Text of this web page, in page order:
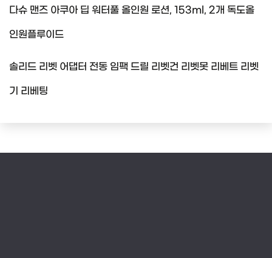
다슈 맨즈 아쿠아 딥 워터풀 올인원 로션, 153ml, 2개 독도올
인원플루이드
솔리드 리벳 어댑터 전동 임팩 드릴 리벳건 리벳못 리베트 리벳
기 리베팅